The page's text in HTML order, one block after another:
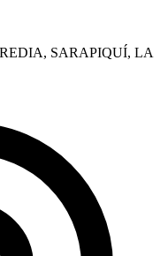
SARAPIQUÍ, LA